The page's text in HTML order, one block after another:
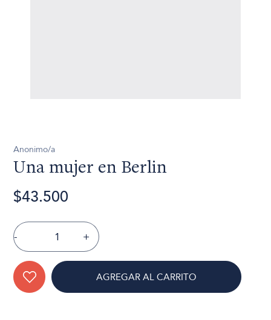
Anonimo/a
Una mujer en Berlin
$43.500
- +
AGREGAR AL CARRITO